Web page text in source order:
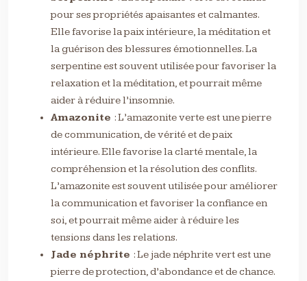
pour ses propriétés apaisantes et calmantes.
Elle favorise la paix intérieure, la méditation et
la guérison des blessures émotionnelles. La
serpentine est souvent utilisée pour favoriser la
relaxation et la méditation, et pourrait même
aider à réduire l’insomnie.
Amazonite : L’amazonite verte est une pierre
de communication, de vérité et de paix
intérieure. Elle favorise la clarté mentale, la
compréhension et la résolution des conflits.
L’amazonite est souvent utilisée pour améliorer
la communication et favoriser la confiance en
soi, et pourrait même aider à réduire les
tensions dans les relations.
Jade néphrite : Le jade néphrite vert est une
pierre de protection, d’abondance et de chance.